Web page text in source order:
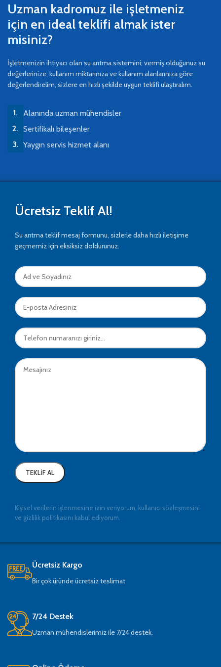
Uzman kadromuz ile işletmeniz
için en ideal teklifi almak ister
misiniz?
İşletmenizin ihtiyacı olan su arıtma sistemini; vermiş olduğunuz su
değerlerinize, kullanım miktarınıza ve kullanım alanlarınıza göre
değerlendirelim, sizlere en hızlı şekilde uygun teklifi ulaştıralım.
Alanında uzman mühendisler
Sertifikalı bileşenler
Yaygın servis hizmet alanı
Ücretsiz Teklif Al!
Su arıtma teklif mesaj formunu, sizlerle daha hızlı iletişime
geçmemiz için eksiksiz doldurunuz.
Kişisel verilerin işlenmesine izin veriyorum, kullanıcı sözleşmesini
ve gizlilik politikasını kabul ediyorum.
Ücretsiz Kargo
Bir çok üründe ücretsiz teslimat
7/24 Destek
Uzman mühendislerimiz ile 7/24 destek.